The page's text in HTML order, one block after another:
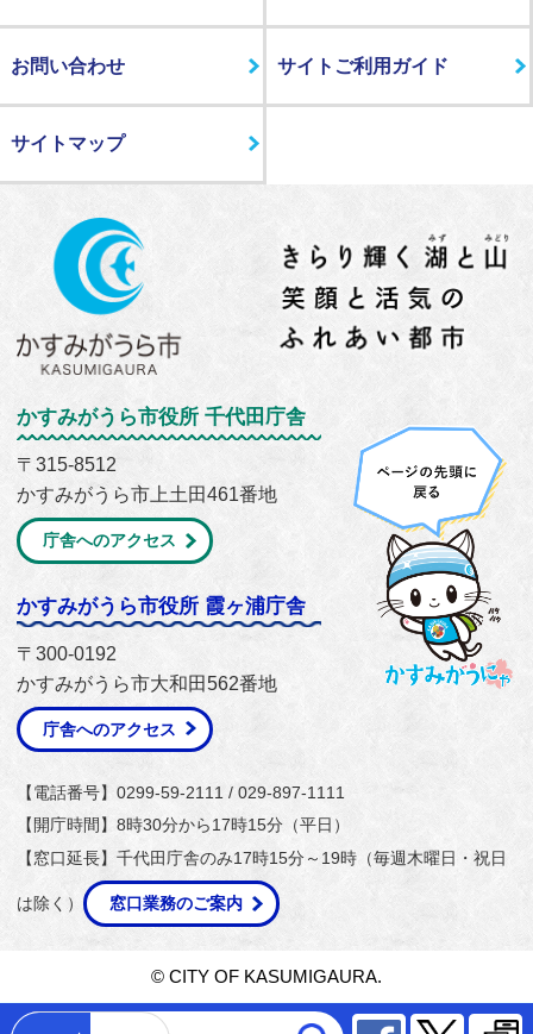
お問い合わせ サイトご利用ガイド
サイトマップ
かすみがうら市役所 千代田庁舎
〒315-8512
かすみがうら市上土田461番地
庁舎へのアクセス
かすみがうら市役所 霞ヶ浦庁舎
〒300-0192
かすみがうら市大和田562番地
庁舎へのアクセス
【電話番号】0299-59-2111 / 029-897-1111
【開庁時間】8時30分から17時15分（平日）
【窓口延長】千代田庁舎のみ17時15分～19時（毎週木曜日・祝日
は除く） 窓口業務のご案内
© CITY OF KASUMIGAURA.